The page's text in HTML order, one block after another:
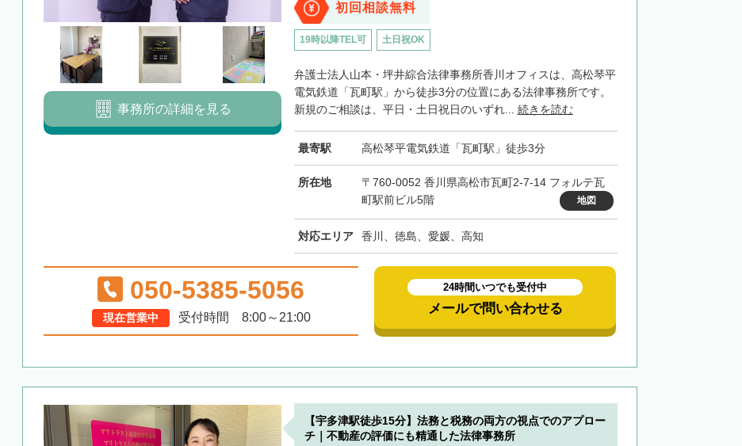
初回相談無料
19時以降TEL可 土日祝OK
弁護士法人山本・坪井綜合法律事務所香川オフィスは、高松琴平
電気鉄道「瓦町駅」から徒歩3分の位置にある法律事務所です。
新規のご相談は、平日・土日祝日のいずれ... 続きを読む
最寄駅 高松琴平電気鉄道「瓦町駅」徒歩3分
所在地
〒760-0052 香川県高松市瓦町2-7-14 フォルテ瓦
町駅前ビル5階
地図
対応エリア 香川、徳島、愛媛、高知
事務所の詳細を見る
050-5385-5056
現在営業中 受付時間 8:00～21:00
24時間いつでも受付中
メールで問い合わせる
【宇多津駅徒歩15分】法務と税務の両方の視点でのアプロー
チ｜不動産の評価にも精通した法律事務所